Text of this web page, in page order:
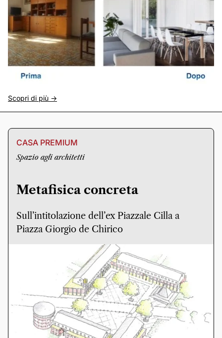
Scopri di più ->
CASA PREMIUM
Spazio agli architetti
Metafisica concreta
Sull’intitolazione dell’ex Piazzale Cilla a
Piazza Giorgio de Chirico